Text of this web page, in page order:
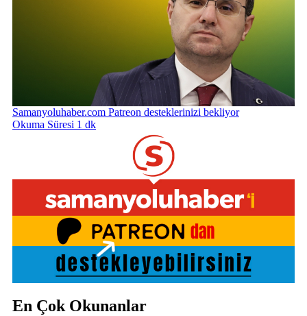
Samanyoluhaber.com Patreon desteklerinizi bekliyor
Okuma Süresi 1 dk
En Çok Okunanlar